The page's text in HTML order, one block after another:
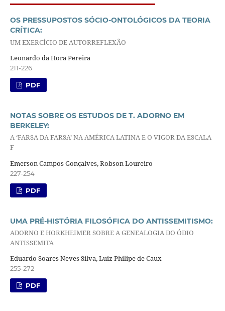
OS PRESSUPOSTOS SÓCIO-ONTOLÓGICOS DA TEORIA
CRÍTICA:
UM EXERCÍCIO DE AUTORREFLEXÃO
Leonardo da Hora Pereira
211-226
PDF
NOTAS SOBRE OS ESTUDOS DE T. ADORNO EM
BERKELEY:
A ‘FARSA DA FARSA’ NA AMÉRICA LATINA E O VIGOR DA ESCALA
F
Emerson Campos Gonçalves, Robson Loureiro
227-254
PDF
UMA PRÉ-HISTÓRIA FILOSÓFICA DO ANTISSEMITISMO:
ADORNO E HORKHEIMER SOBRE A GENEALOGIA DO ÓDIO
ANTISSEMITA
Eduardo Soares Neves Silva, Luiz Philipe de Caux
255-272
PDF